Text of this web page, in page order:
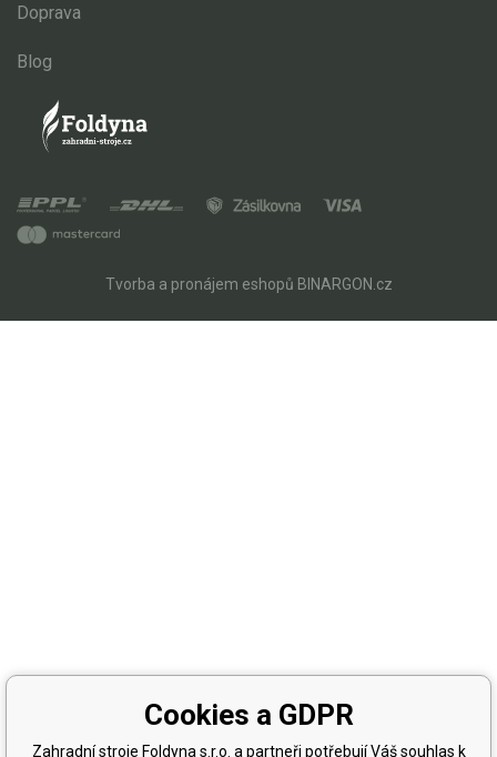
Doprava
Blog
Tvorba a pronájem eshopů BINARGON.cz
Cookies a GDPR
Zahradní stroje Foldyna s.r.o. a partneři potřebují Váš souhlas k